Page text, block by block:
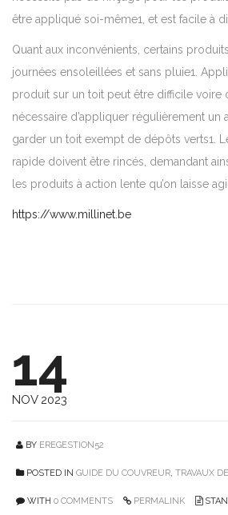
être appliqué soi-même1, et est facile à
Quant aux inconvénients, certains
journées ensoleillées et sans pluie1.
produit sur un toit peut être difficile voire
nécessaire d’appliquer régulièrement un
garder un toit exempt de dépôts verts1.
rapide doivent être rincés, demandant
les produits à action lente qu’on laisse
https://www.millinet.be
14
NOV 2023
BY EREGESTION52
POSTED IN GUIDE DU COUVREUR TRAVAUX
WITH 0 COMMENTS PERMALINK